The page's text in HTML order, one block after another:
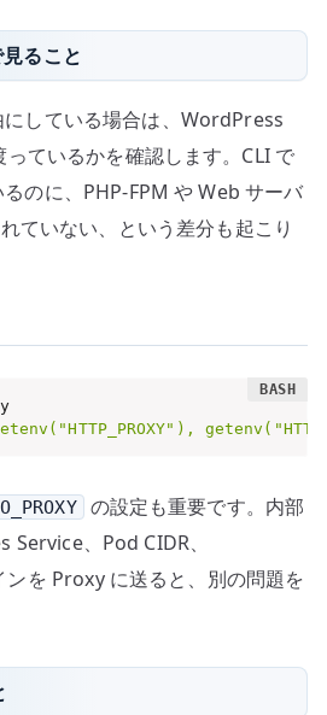
ること
している場合は、WordPress
ているかを確認します。CLI で
のに、PHP-FPM や Web サーバ
ていない、という差分も起こり
の設定も重要です。内部
、Pod CIDR、
を Proxy に送ると、別の問題を